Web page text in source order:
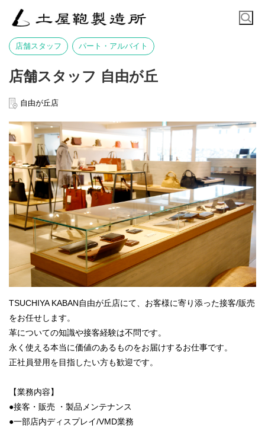
店舗スタッフ パート・アルバイト
店舗スタッフ 自由が丘
自由が丘店
TSUCHIYA KABAN自由が丘店にて、お客様に寄り添った接客/販売
をお任せします。
革についての知識や接客経験は不問です。
永く使える本当に価値のあるものをお届けするお仕事です。
正社員登用を目指したい方も歓迎です。
【業務内容】
●接客・販売 ・製品メンテナンス
●一部店内ディスプレイ/VMD業務